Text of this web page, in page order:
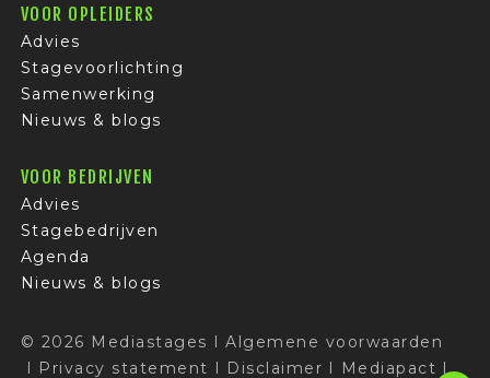
VOOR OPLEIDERS
Advies
Stagevoorlichting
Samenwerking
Nieuws & blogs
VOOR BEDRIJVEN
Advies
Stagebedrijven
Agenda
Nieuws & blogs
© 2026 Mediastages I Algemene voorwaarden
I Privacy statement I Disclaimer I Mediapact I